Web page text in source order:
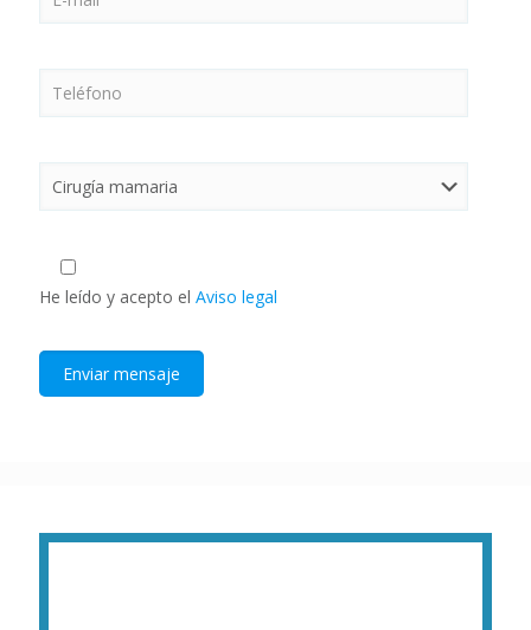
He leído y acepto el Aviso legal